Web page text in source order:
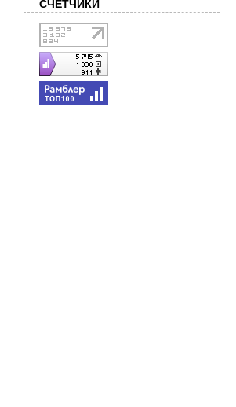
СЧЁТЧИКИ